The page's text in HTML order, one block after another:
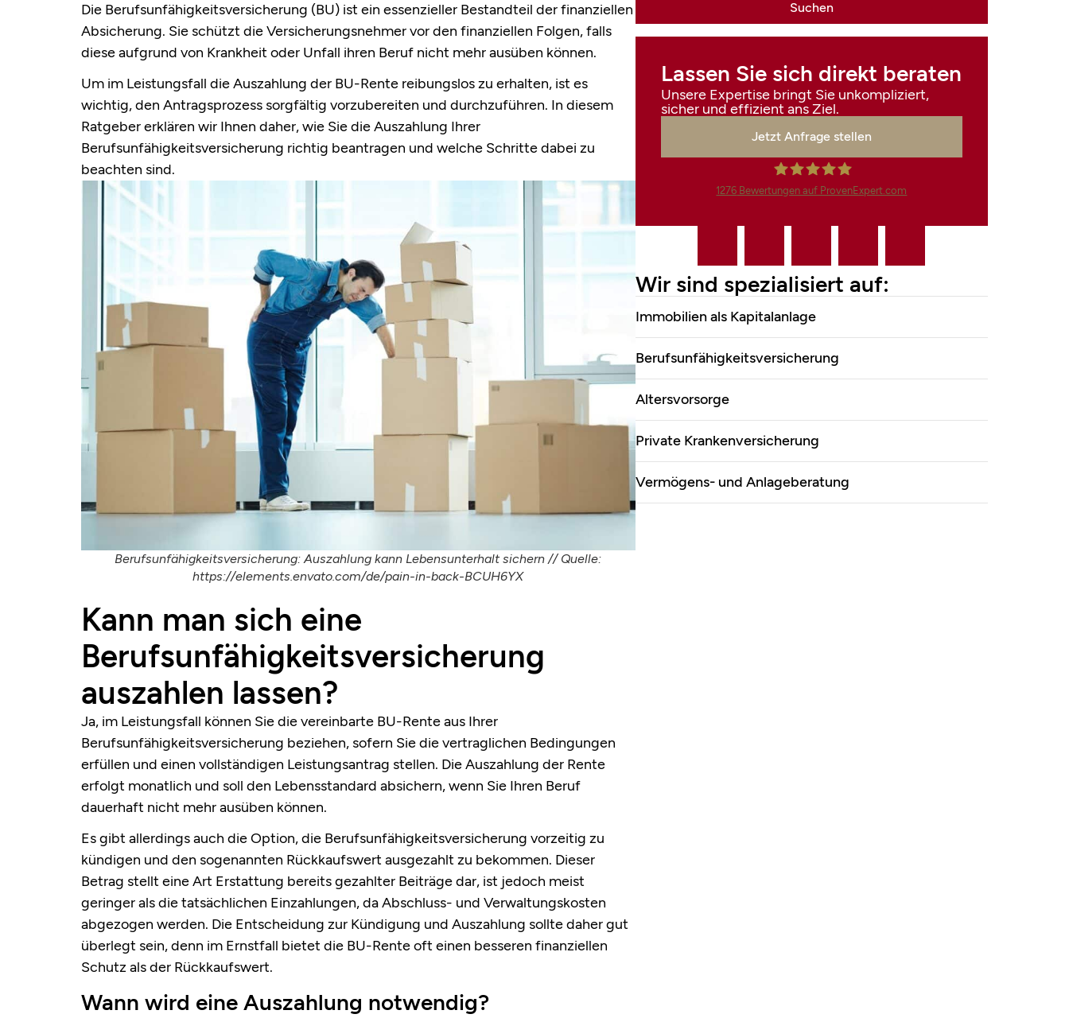
Die Berufsunfähigkeitsversicherung (BU) ist ein essenzieller Bestandteil der finanziellen
Absicherung. Sie schützt die Versicherungsnehmer vor den finanziellen Folgen, falls
diese aufgrund von Krankheit oder Unfall ihren Beruf nicht mehr ausüben können.
Um im Leistungsfall die Auszahlung der BU-Rente reibungslos zu erhalten, ist es
wichtig, den Antragsprozess sorgfältig vorzubereiten und durchzuführen. In diesem
Ratgeber erklären wir Ihnen daher, wie Sie die Auszahlung Ihrer
Berufsunfähigkeitsversicherung richtig beantragen und welche Schritte dabei zu
beachten sind.
Berufsunfähigkeitsversicherung: Auszahlung kann Lebensunterhalt sichern // Quelle:
https://elements.envato.com/de/pain-in-back-BCUH6YX
Kann man sich eine
Berufsunfähigkeitsversicherung
auszahlen lassen?
Ja, im Leistungsfall können Sie die vereinbarte BU-Rente aus Ihrer
Berufsunfähigkeitsversicherung beziehen, sofern Sie die vertraglichen Bedingungen
erfüllen und einen vollständigen Leistungsantrag stellen. Die Auszahlung der Rente
erfolgt monatlich und soll den Lebensstandard absichern, wenn Sie Ihren Beruf
dauerhaft nicht mehr ausüben können.
Es gibt allerdings auch die Option, die Berufsunfähigkeitsversicherung vorzeitig zu
kündigen und den sogenannten Rückkaufswert ausgezahlt zu bekommen. Dieser
Betrag stellt eine Art Erstattung bereits gezahlter Beiträge dar, ist jedoch meist
geringer als die tatsächlichen Einzahlungen, da Abschluss- und Verwaltungskosten
abgezogen werden. Die Entscheidung zur Kündigung und Auszahlung sollte daher gut
überlegt sein, denn im Ernstfall bietet die BU-Rente oft einen besseren finanziellen
Schutz als der Rückkaufswert.
Wann wird eine Auszahlung notwendig?
Lassen Sie sich direkt beraten
Unsere Expertise bringt Sie unkompliziert,
sicher und effizient ans Ziel.
Jetzt Anfrage stellen
1276 Bewertungen auf ProvenExpert.com
Wir sind spezialisiert auf:
Immobilien als Kapitalanlage
Berufsunfähigkeitsversicherung
Altersvorsorge
Private Krankenversicherung
Vermögens- und Anlageberatung